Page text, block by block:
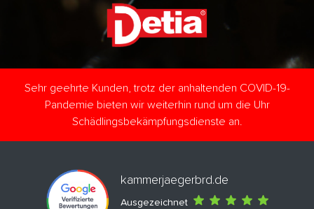
Sehr geehrte Kunden, trotz der anhaltenden COVID-19-
Pandemie bieten wir weiterhin rund um die Uhr
Schädlingsbekämpfungsdienste an.
kammerjaegerbrd.de
Ausgezeichnet